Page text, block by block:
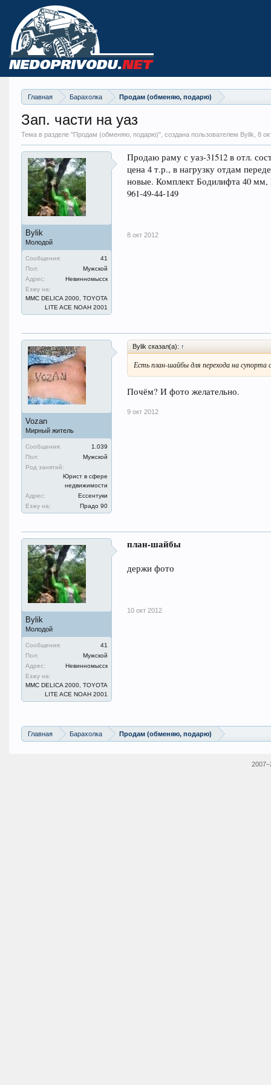
Главная Барахолка Продам (обменяю, подарю)
Зап. части на уаз
Тема в разделе "Продам (обменяю, подарю)", создана пользователем Bylik, 8
Bylik
Молодой
Сообщения:
41
Пол:
Мужской
Адрес:
Невинномысск
Езжу на:
ММС DELICA 2000, TOYOTA
LITE ACE NOAH 2001
Продаю раму с уаз-31512 в отл.
цена 4 т.р., в нагрузку отдам
новые. Комплект Бодилифта 40
961-49-44-149
8 окт 2012
Vozan
Мирный житель
Сообщения:
1.039
Пол:
Мужской
Род занятий:
Юрист в сфере
недвижимости
Адрес:
Ессентуки
Езжу на:
Прадо 90
Bylik сказал(а): ↑
Есть план-шайбы для перехода на супорта
Почём? И фото желательно.
9 окт 2012
Bylik
Молодой
Сообщения:
41
Пол:
Мужской
Адрес:
Невинномысск
Езжу на:
ММС DELICA 2000, TOYOTA
LITE ACE NOAH 2001
план-шайбы
держи фото
10 окт 2012
Главная Барахолка Продам (обменяю, подарю)
2007–